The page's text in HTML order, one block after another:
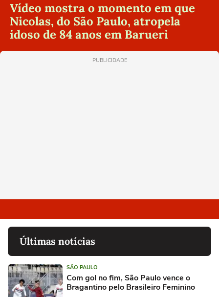
Vídeo mostra o momento em que
Nicolas, do São Paulo, atropela
idoso de 84 anos em Barueri
PUBLICIDADE
Últimas notícias
SÃO PAULO
Com gol no fim, São Paulo vence o
Bragantino pelo Brasileiro Feminino